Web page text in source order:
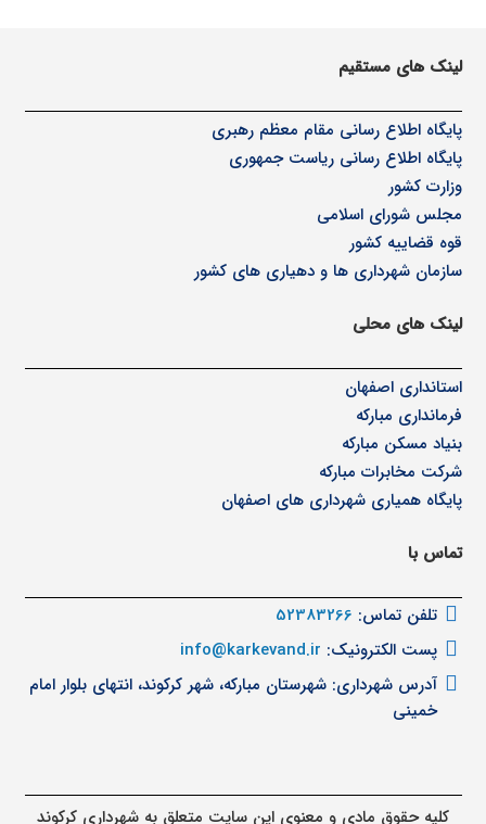
لینک های مستقیم
پایگاه اطلاع رسانی مقام معظم رهبری
پایگاه اطلاع رسانی ریاست جمهوری
وزارت کشور
مجلس شورای اسلامی
قوه قضاییه کشور
سازمان شهرداری ها و دهیاری های کشور
لینک های محلی
استانداری اصفهان
فرمانداری مبارکه
بنیاد مسکن مبارکه
شرکت مخابرات مبارکه
پایگاه همیاری شهرداری های اصفهان
تماس با
تلفن تماس: 52383266
پست الکترونیک: info@karkevand.ir
آدرس شهرداری: شهرستان مبارکه، شهر کرکوند، انتهای بلوار امام
خمینی
کلیه حقوق مادی و معنوی این سایت متعلق به شهرداری کرکوند